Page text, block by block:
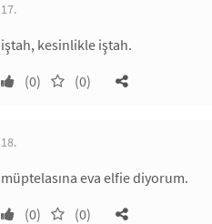
17.
iştah, kesinlikle iştah.
(0)
(0)
18.
müptelasına eva elfie diyorum.
(0)
(0)